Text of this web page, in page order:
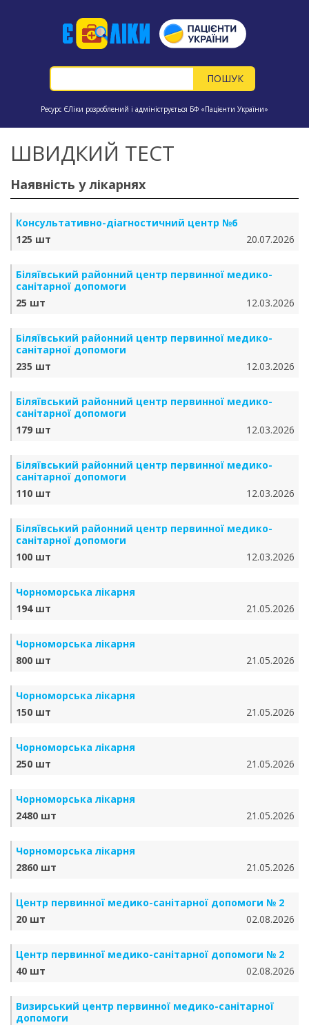
Ресурс ЄЛіки розроблений і адмініструється БФ «Пацієнти України»
ШВИДКИЙ ТЕСТ
Наявність у лікарнях
Консультативно-діагностичний центр №6
125 шт
20.07.2026
Біляївський районний центр первинної медико-
санітарної допомоги
25 шт
12.03.2026
Біляївський районний центр первинної медико-
санітарної допомоги
235 шт
12.03.2026
Біляївський районний центр первинної медико-
санітарної допомоги
179 шт
12.03.2026
Біляївський районний центр первинної медико-
санітарної допомоги
110 шт
12.03.2026
Біляївський районний центр первинної медико-
санітарної допомоги
100 шт
12.03.2026
Чорноморська лікарня
194 шт
21.05.2026
Чорноморська лікарня
800 шт
21.05.2026
Чорноморська лікарня
150 шт
21.05.2026
Чорноморська лікарня
250 шт
21.05.2026
Чорноморська лікарня
2480 шт
21.05.2026
Чорноморська лікарня
2860 шт
21.05.2026
Центр первинної медико-санітарної допомоги № 2
20 шт
02.08.2026
Центр первинної медико-санітарної допомоги № 2
40 шт
02.08.2026
Визирський центр первинної медико-санітарної
допомоги